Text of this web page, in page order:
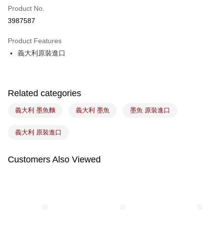
LINE Pay
Easy Wallet
NT$100/order | Free shipping on orders of NT$1,500 or more
Product No.
3987587
Product Features
義大利原裝進口
Related categories
義大利 墨魚麵 義大利 墨魚 墨魚 原裝進口
義大利 原裝進口
Customers Also Viewed